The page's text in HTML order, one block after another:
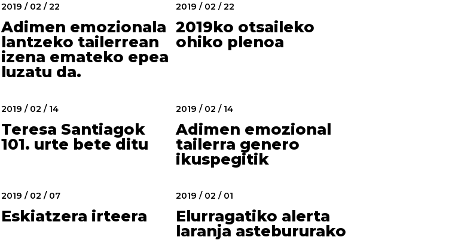
2019 / 02 / 22
Adimen emozionala
lantzeko tailerrean
izena emateko epea
luzatu da.
2019 / 02 / 22
2019ko otsaileko
ohiko plenoa
2019 / 02 / 14
Teresa Santiagok
101. urte bete ditu
2019 / 02 / 14
Adimen emozional
tailerra genero
ikuspegitik
2019 / 02 / 07
Eskiatzera irteera
2019 / 02 / 01
Elurragatiko alerta
laranja astebururako